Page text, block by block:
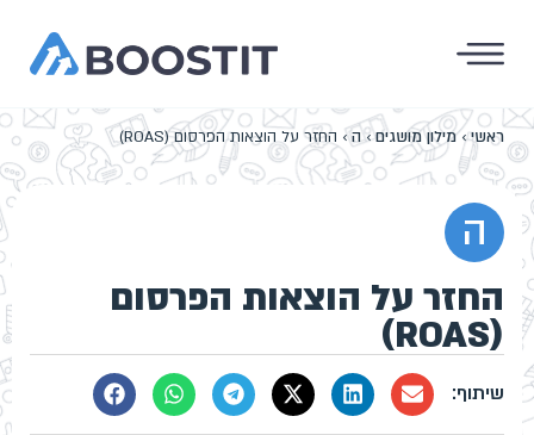
ראשי›מילון מושגים›ה› החזר על הוצאות הפרסום (ROAS)
ה
החזר על הוצאות הפרסום
(ROAS)